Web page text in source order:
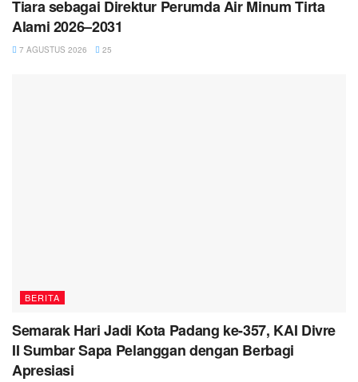
Tiara sebagai Direktur Perumda Air Minum Tirta
Alami 2026–2031
7 AGUSTUS 2026 25
BERITA
Semarak Hari Jadi Kota Padang ke-357, KAI Divre
II Sumbar Sapa Pelanggan dengan Berbagi
Apresiasi